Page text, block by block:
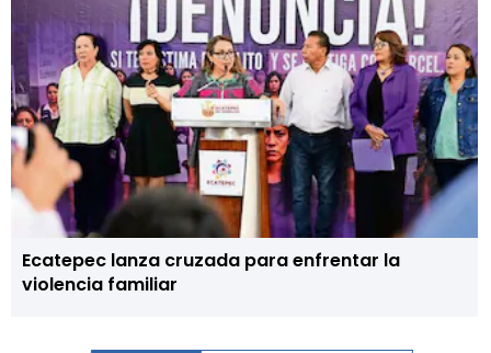
Ecatepec lanza cruzada para enfrentar la
violencia familiar